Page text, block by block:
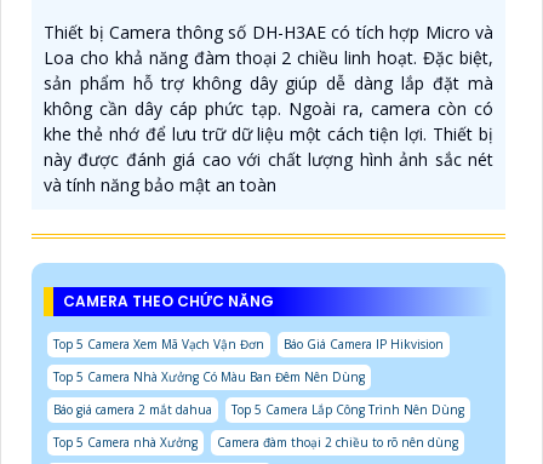
Thiết bị Camera thông số DH-H3AE có tích hợp Micro và
Loa cho khả năng đàm thoại 2 chiều linh hoạt. Đặc biệt,
sản phẩm hỗ trợ không dây giúp dễ dàng lắp đặt mà
không cần dây cáp phức tạp. Ngoài ra, camera còn có
khe thẻ nhớ để lưu trữ dữ liệu một cách tiện lợi. Thiết bị
này được đánh giá cao với chất lượng hình ảnh sắc nét
và tính năng bảo mật an toàn
CAMERA THEO CHỨC NĂNG
Top 5 Camera Xem Mã Vạch Vận Đơn
Báo Giá Camera IP Hikvision
Top 5 Camera Nhà Xưởng Có Màu Ban Đêm Nên Dùng
Báo giá camera 2 mắt dahua
Top 5 Camera Lắp Công Trình Nên Dùng
Top 5 Camera nhà Xưởng
Camera đàm thoại 2 chiều to rõ nên dùng